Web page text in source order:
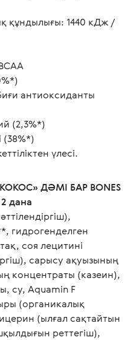
құндылығы: 1440 кДж /
(2,3%*)
(38%*)
үлесі.
ДӘМІ БАР BONES
дана
гидрогенделген
соя лецитині
сарысу ақуызының
концентраты (казеин),
су, Aquamin F
(органикалық
(ылғал сақтайтын
реттегіш),